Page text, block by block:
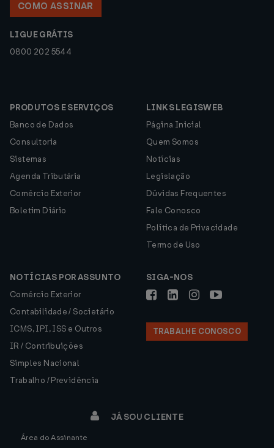
COMO ASSINAR
LIGUE GRÁTIS
0800 202 5544
PRODUTOS E SERVIÇOS
Banco de Dados
Consultoria
Sistemas
Agenda Tributária
Comércio Exterior
Boletim Diário
LINKS LEGISWEB
Página Inicial
Quem Somos
Notícias
Legislação
Dúvidas Frequentes
Fale Conosco
Política de Privacidade
Termo de Uso
NOTÍCIAS POR ASSUNTO
Comércio Exterior
Contabilidade / Societário
ICMS, IPI, ISS e Outros
IR / Contribuições
Simples Nacional
Trabalho / Previdência
SIGA-NOS
TRABALHE CONOSCO
JÁ SOU CLIENTE
Área do Assinante